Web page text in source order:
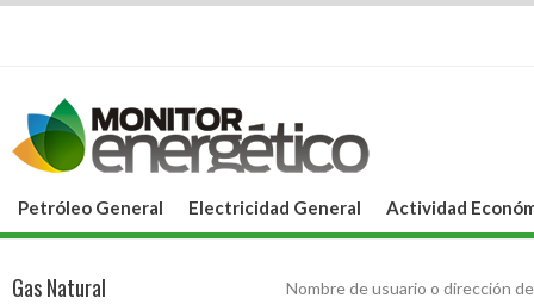
Petróleo General Electricidad General Actividad
Nombre de usuario o dirección
Gas Natural